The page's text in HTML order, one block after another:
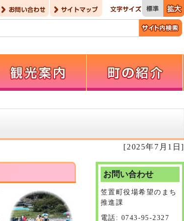
[2025年7月1日]
お問い合わせ
笠置町役場希望のまち
推進課
電話: 0743-95-2327